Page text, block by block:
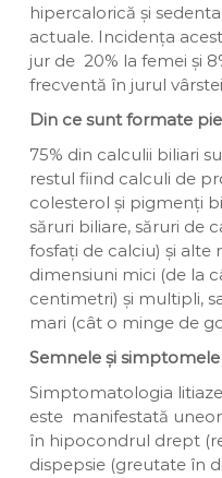
hipercalorică și
actuale. Incidența
jur de 20% la femei și
frecventă în jurul
Din ce sunt formate
75% din calculii biliari
restul fiind calculi de
colesterol și pigmenți
săruri biliare, săruri de
fosfați de calciu) și alte
dimensiuni mici (de la
centimetri) și multipli,
mari (cât o minge de
Semnele și
Simptomatologia
este manifestată
în hipocondrul drept
dispepsie (greutate în